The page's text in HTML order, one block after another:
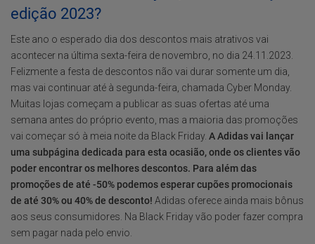
edição 2023?
Este ano o esperado dia dos descontos mais atrativos vai
acontecer na última sexta-feira de novembro, no dia 24.11.2023.
Felizmente a festa de descontos não vai durar somente um dia,
mas vai continuar até à segunda-feira, chamada Cyber Monday.
Muitas lojas começam a publicar as suas ofertas até uma
semana antes do próprio evento, mas a maioria das promoções
vai começar só à meia noite da Black Friday. A Adidas vai lançar
uma subpágina dedicada para esta ocasião, onde os clientes vão
poder encontrar os melhores descontos. Para além das
promoções de até -50% podemos esperar cupões promocionais
de até 30% ou 40% de desconto! Adidas oferece ainda mais bônus
aos seus consumidores. Na Black Friday vão poder fazer compra
sem pagar nada pelo envio.